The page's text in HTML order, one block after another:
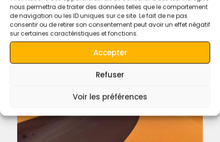
nous permettra de traiter des données telles que le comportement
de navigation ou les ID uniques sur ce site. Le fait de ne pas
consentir ou de retirer son consentement peut avoir un effet négatif
sur certaines caractéristiques et fonctions.
Accepter
Refuser
Voir les préférences
Biglietto d’ingresso allo Studio del Cinema di
Ouarzazate.